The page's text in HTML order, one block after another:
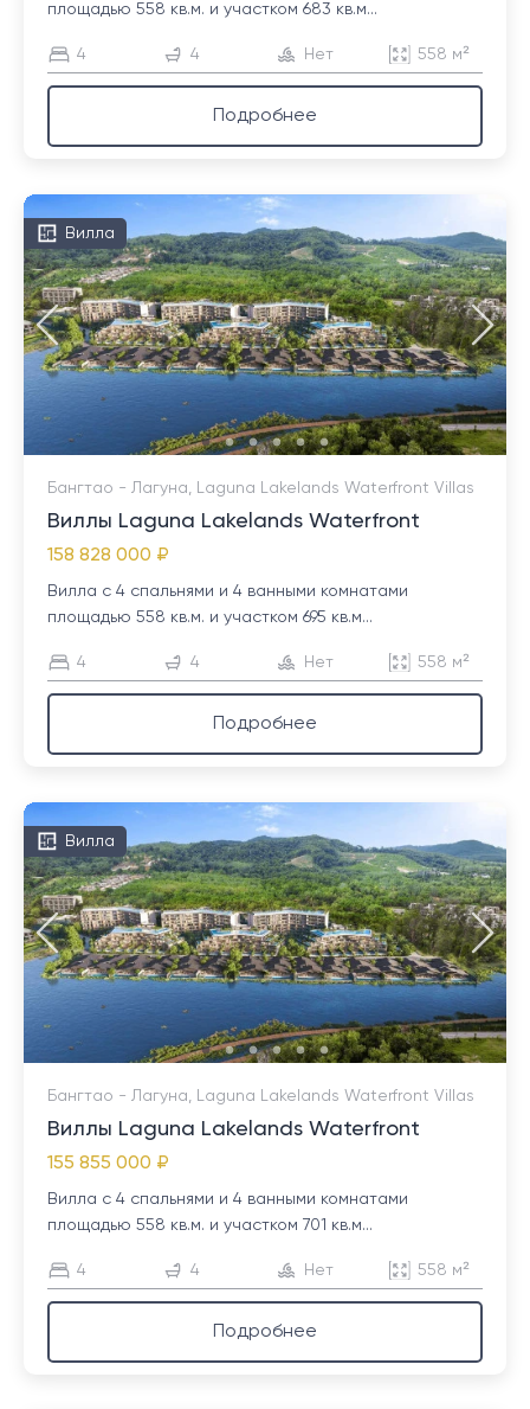
площадью 558 кв.м. и участком 683 кв.м...
4 4 Нет 558 м²
Подробнее
Вилла
Бангтао - Лагуна, Laguna Lakelands Waterfront Villas
Виллы Laguna Lakelands Waterfront
158 828 000 ₽
Вилла с 4 спальнями и 4 ванными комнатами
площадью 558 кв.м. и участком 695 кв.м...
4 4 Нет 558 м²
Подробнее
Вилла
Бангтао - Лагуна, Laguna Lakelands Waterfront Villas
Виллы Laguna Lakelands Waterfront
155 855 000 ₽
Вилла с 4 спальнями и 4 ванными комнатами
площадью 558 кв.м. и участком 701 кв.м...
4 4 Нет 558 м²
Подробнее